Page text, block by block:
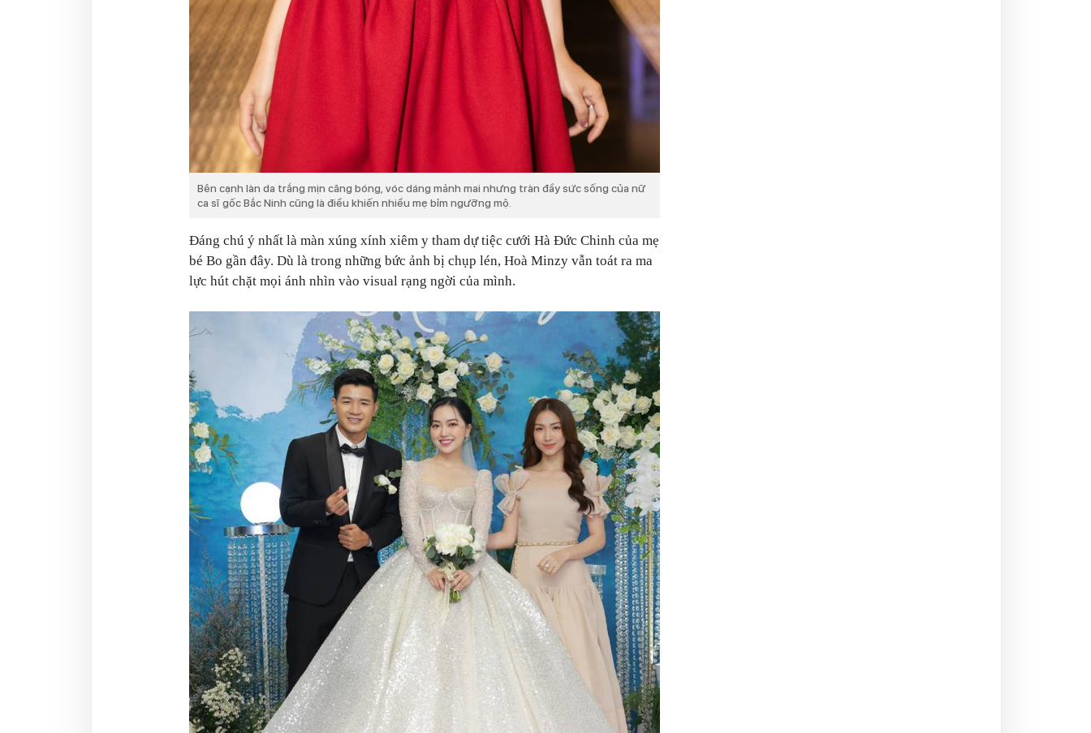
Bên cạnh làn da trắng mịn căng bóng, vóc dáng mảnh mai nhưng tràn đầy sức sống của nữ
ca sĩ gốc Bắc Ninh cũng là điều khiến nhiều mẹ bỉm ngưỡng mộ.
Đáng chú ý nhất là màn xúng xính xiêm y tham dự tiệc cưới Hà Đức Chinh của mẹ
bé Bo gần đây. Dù là trong những bức ảnh bị chụp lén, Hoà Minzy vẫn toát ra ma
lực hút chặt mọi ánh nhìn vào visual rạng ngời của mình.